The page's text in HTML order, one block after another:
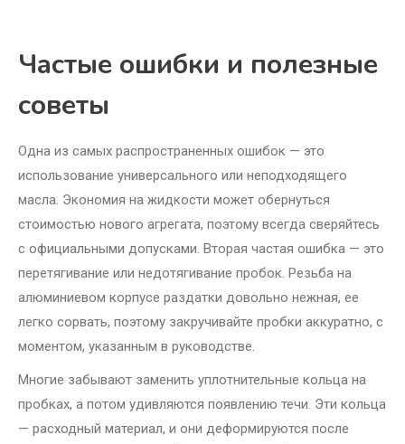
Частые ошибки и полезные
советы
Одна из самых распространенных ошибок — это
использование универсального или неподходящего
масла. Экономия на жидкости может обернуться
стоимостью нового агрегата, поэтому всегда сверяйтесь
с официальными допусками. Вторая частая ошибка — это
перетягивание или недотягивание пробок. Резьба на
алюминиевом корпусе раздатки довольно нежная, ее
легко сорвать, поэтому закручивайте пробки аккуратно, с
моментом, указанным в руководстве.
Многие забывают заменить уплотнительные кольца на
пробках, а потом удивляются появлению течи. Эти кольца
— расходный материал, и они деформируются после